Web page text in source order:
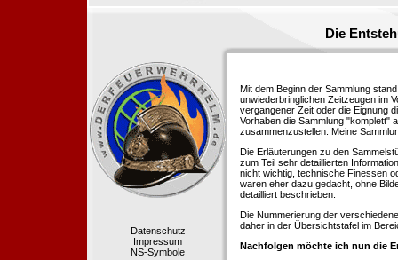
Die
Datenschutz
Impressum
NS-Symbole
Mit dem Beginn der Sammlung
unwiederbringlichen Zeitzeugen im
vergangener Zeit oder die Eignung
Vorhaben die Sammlung "komplett"
zusammenzustellen. Meine
Die Erläuterungen zu den
zum Teil sehr detaillierten
nicht wichtig, technische Finessen
waren eher dazu gedacht, ohne
detailliert beschrieben.
Die Nummerierung der
daher in der Übersichtstafel im
Nachfolgen möchte ich nun die